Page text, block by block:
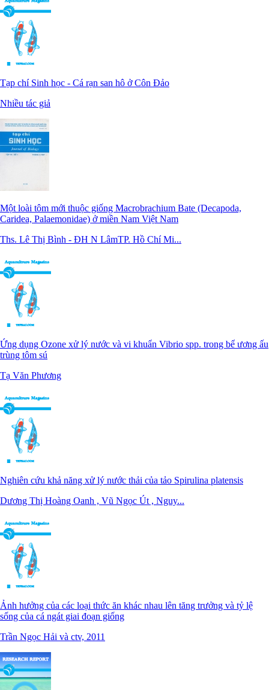
Tạp chí Sinh học - Cá rạn san hô ở Côn Đảo
Nhiều tác giả
Một loài tôm mới thuộc giống Macrobrachium Bate (Decapoda,
Caridea, Palaemonidae) ở miền Nam Việt Nam
Ths. Lê Thị Bình - ĐH N LâmTP. Hồ Chí Mi...
Ứng dụng Ozone xử lý nước và vi khuẩn Vibrio spp. trong bể ương ấu
trùng tôm sú
Tạ Văn Phương
Nghiên cứu khả năng xử lý nước thải của tảo Spirulina platensis
Dương Thị Hoàng Oanh , Vũ Ngọc Út , Nguy...
Ảnh hưởng của các loại thức ăn khác nhau lên tăng trưởng và tỷ lệ
sống của cá ngát giai đoạn giống
Trần Ngọc Hải và ctv, 2011